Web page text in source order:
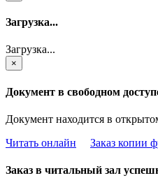
Загрузка...
Загрузка...
×
Документ в свободном
Документ находится в
Читать онлайн
Заказ копии
Заказ в читальный зал